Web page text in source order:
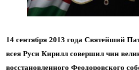
14 сентября 2013 года Святейший
всея Руси Кирилл совершил чин
восстановленного Феодоровского